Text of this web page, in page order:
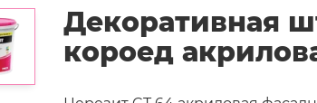
Декоративная
короед